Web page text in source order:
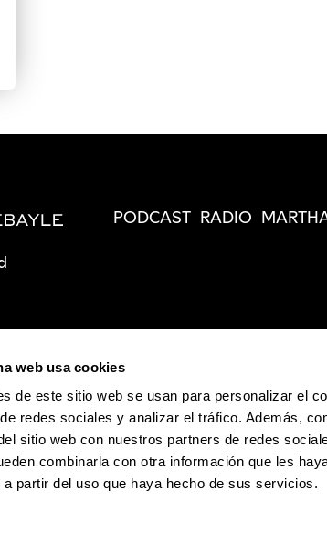
web usa cookies
de este sitio web se usan para personalizar el
redes sociales y analizar el tráfico. Además,
sitio web con nuestros partners de redes
combinarla con otra información que les
a partir del uso que haya hecho de sus servicios.
PODCAST RADIO